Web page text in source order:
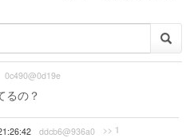
0c490@0d19e
るの？
ddcb6@936a0 >> 1